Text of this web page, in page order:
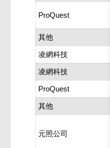
ProQuest
其他
凌網科技
凌網科技
ProQuest
其他
元照公司